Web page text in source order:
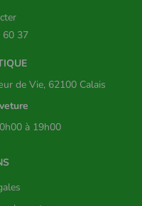
60 37
de Vie, 62100 Calais
à 19h00